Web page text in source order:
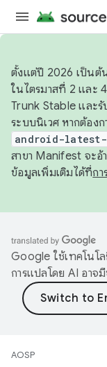
ตั้งแต่ปี 2026 เป็นต้น
ในไตรมาสที่ 2 และ
Trunk Stable และ
ระบบนิเวศ หากต้อง
android-latest-
สาขา Manifest จะอ้
ข้อมูลเพิ่มเติมได้ที่ก
Google ใช้เทคโนโ
การแปลโดย AI อาจ
AOSP